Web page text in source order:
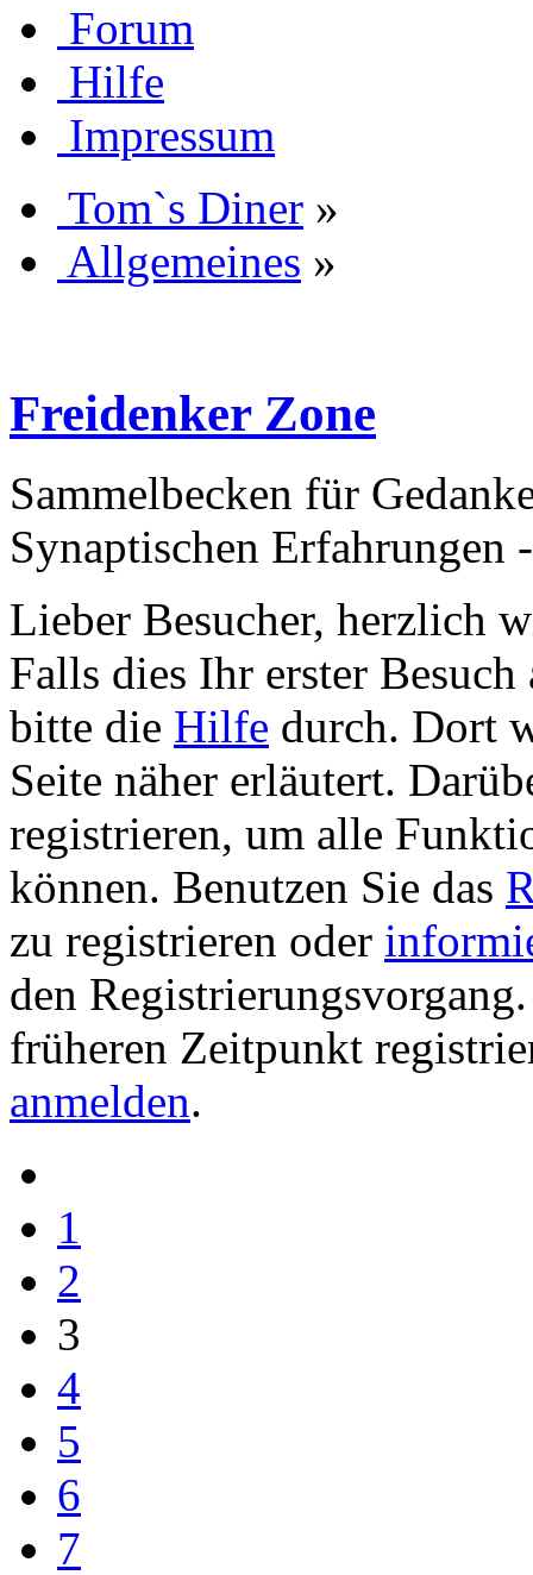
Forum
Hilfe
Impressum
Tom`s Diner »
Allgemeines »
Freidenker Zone
Sammelbecken für
Synaptischen Erfahrungen
Lieber Besucher, herzlich
Falls dies Ihr erster
bitte die Hilfe durch. Dort
Seite näher erläutert.
registrieren, um alle
können. Benutzen Sie das
zu registrieren oder
den
früheren Zeitpunkt
anmelden.
1
2
3
4
5
6
7